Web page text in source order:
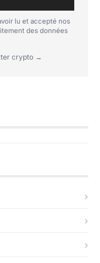
lu et accepté nos
des données
crypto →